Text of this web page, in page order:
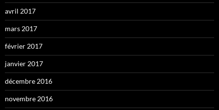
avril 2017
mars 2017
février 2017
janvier 2017
décembre 2016
novembre 2016